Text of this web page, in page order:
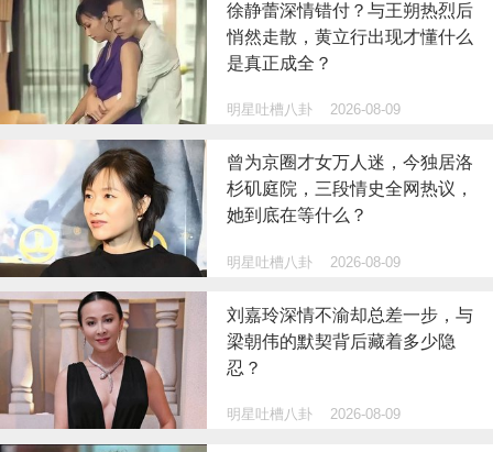
徐静蕾深情错付？与王朔热烈后
悄然走散，黄立行出现才懂什么
是真正成全？
明星吐槽八卦 2026-08-09
曾为京圈才女万人迷，今独居洛
杉矶庭院，三段情史全网热议，
她到底在等什么？
明星吐槽八卦 2026-08-09
刘嘉玲深情不渝却总差一步，与
梁朝伟的默契背后藏着多少隐
忍？
明星吐槽八卦 2026-08-09